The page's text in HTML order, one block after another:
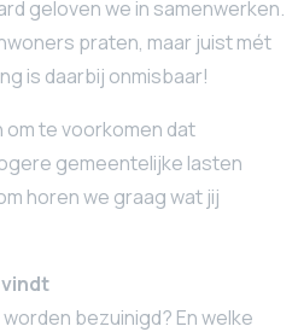
geloven we in samenwerken.
praten, maar juist mét
is daarbij onmisbaar!
om te voorkomen dat
gemeentelijke lasten
horen we graag wat jij
bezuinigd? En welke